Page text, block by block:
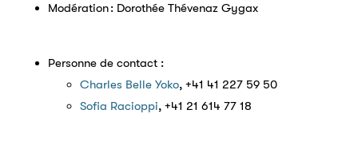
Modération : Dorothée Thévenaz Gygax
Personne de contact :
Charles Belle Yoko, +41 41 227 59 50
Sofia Racioppi, +41 21 614 77 18